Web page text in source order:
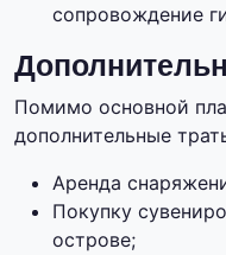
сопровождение
Помимо основной
дополнительные
Аренда
Покупку
острове;